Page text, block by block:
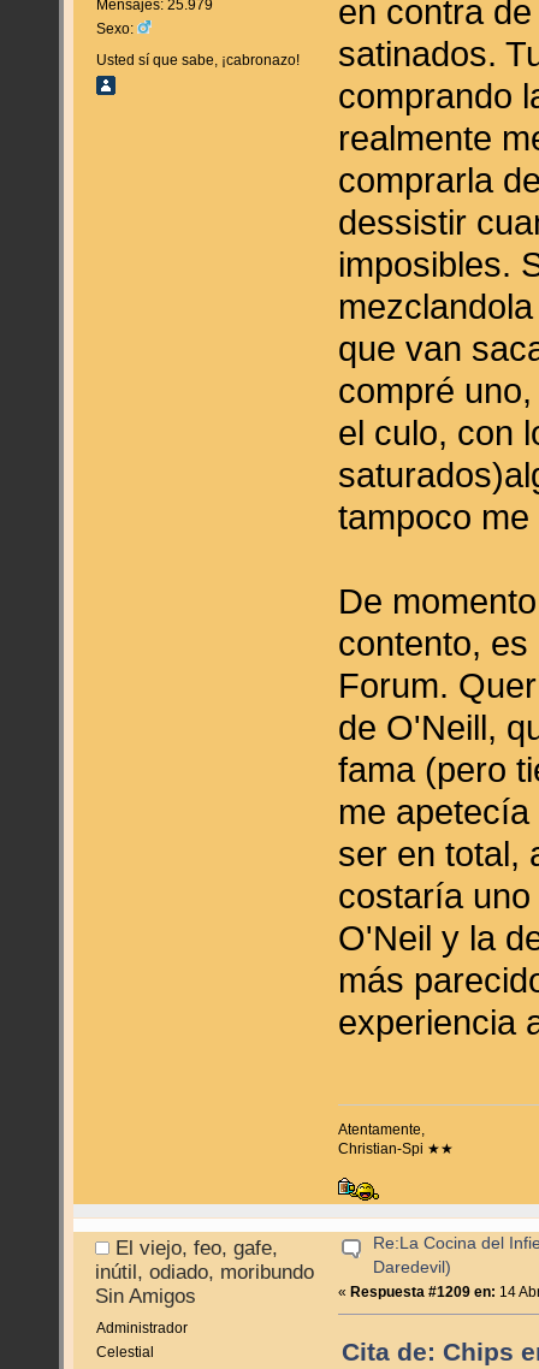
Mensajes: 25.979
Sexo:
Usted sí que sabe, ¡cabronazo!
en contra
satinados.
comprando
realmente
comprarla
dessistir
imposibles.
que van
compré
el culo, con
tampoco
De
contento,
Forum.
de O'Neill,
fama (pero
me
ser en total,
costaría
O'Neil y la
más
experiencia
Atentamente,
Christian-Spi ★★
El viejo, feo, gafe,
inútil, odiado, moribundo
Sin Amigos
Administrador
Celestial
Re:La Cocina del
Daredevil)
« Respuesta #1209 en: 14
Cita de: Chips